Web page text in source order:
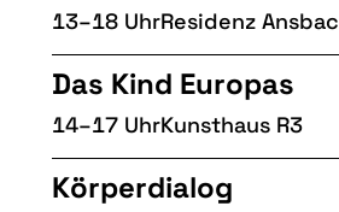
UNSERE
VERANSTALTUNGEN
BEFREUNDETE
13–18 UhrResidenz
Das Kind Europas
14–17 UhrKunsthaus R3
Körperdialog